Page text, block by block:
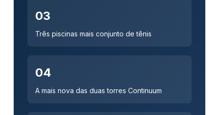
03
Três piscinas mais conjunto de tênis
04
A mais nova das duas torres Continuum